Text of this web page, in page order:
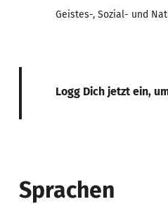
Geistes-, Sozial- und
Logg Dich jetzt ein,
Sprachen